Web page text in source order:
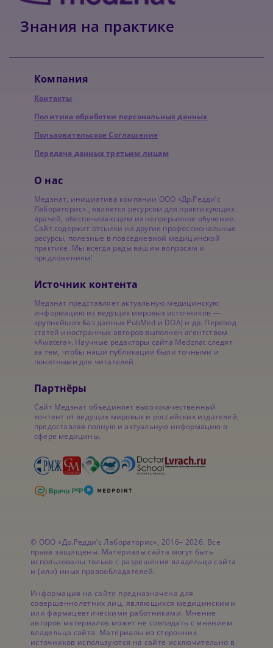
Знания на практике
Компания
Контакты
Политика обработки персональных данных
Пользовательское Соглашение
Передача данных третьим лицам
О нас
Медзнат, инициатива компании ООО «Др.Редди’с
Лабораторис»., является ресурсом для практикующих
врачей, обеспечивающим их непрерывное обучение.
Сайт содержит отсылки на другие профессиональные
ресурсы, полезные в повседневной медицинской
практике. Мы всегда рады вашим вопросам и
предложениям!
Источник контента
Медзнат представляет актуальную медицинскую
информацию из ведущих мировых источников —
крупнейших баз данных PubMed и DOAJ и др. Перевод
статей иностранных авторов выполнен агентством
«Awatera». Научные редакторы сайта Medznat следят
за тем, чтобы наши публикации были точными и
понятными для читателей.
Партнёры
Сайт Медзнат объединяет высококачественный
контент от ведущих мировых и российских издателей,
предоставляя полную и актуальную информацию в
сфере медицины.
© ООО «Др.Редди’с Лабораторис», 2016– 2026. Все
права защищены. Материалы сайта могут быть
использованы только с разрешения владельца сайта
и (или) иных правообладателей.
Информация на сайте предназначена для
совершеннолетних лиц, являющихся медицинскими
или фармацевтическими работниками. Мнение
авторов материалов может не совпадать с мнением
владельца сайта. Материалы из сторонних
источников используются на сайте исключительно в